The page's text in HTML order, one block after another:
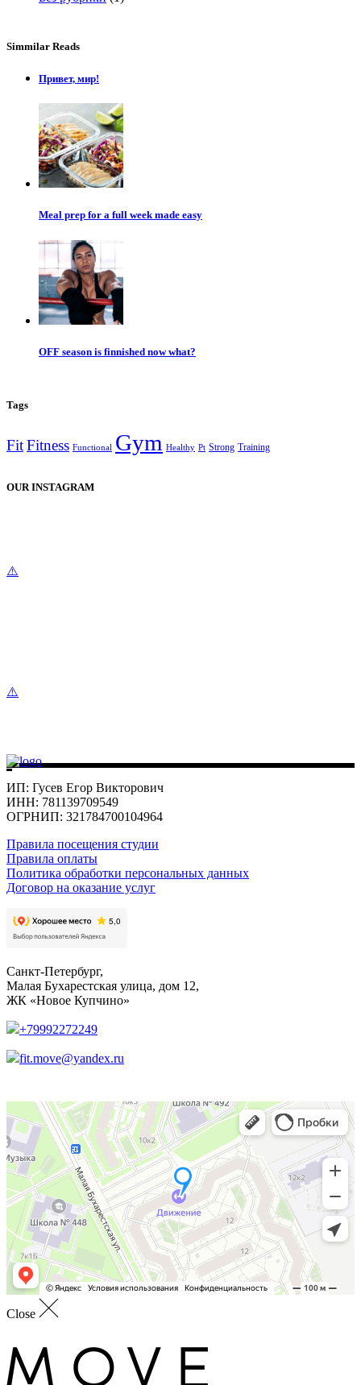
Simmilar Reads
Привет, мир!
Meal prep for a full week made easy
OFF season is finnished now what?
Tags
FitFitness Functional Gym Healthy Pt Strong Training
OUR INSTAGRAM
ИП: Гусев Егор Викторович
ИНН: 781139709549
ОГРНИП: 321784700104964
Правила посещения студии
Правила оплаты
Политика обработки персональных данных
Договор на оказание услуг
Санкт-Петербург,
Малая Бухарестская улица, дом 12,
ЖК «Новое Купчино»
+79992272249
fit.move@yandex.ru
Close